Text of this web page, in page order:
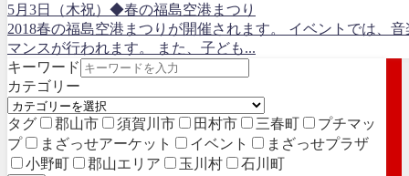
5月3日（木祝）◆春の福島空港まつり
2018春の福島空港まつりが開催されます。 イベントでは、
マンスが行われます。 また、子ども...
キーワード
カテゴリー
タグ 郡山市 須賀川市 田村市 三春町
プチマッ
プ
まざっせアーケット イベント
まざっせプラザ
小野町
郡山エリア 玉川村 石川町